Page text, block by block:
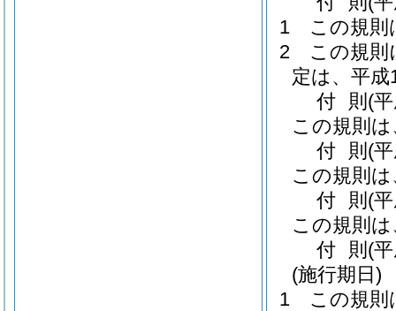
1
この規則
2
この規則
定は、平
付 則 (
この規則
付 則 (
この規則
付 則 (
この規則
付 則 (
(施行期日)
1
この規則